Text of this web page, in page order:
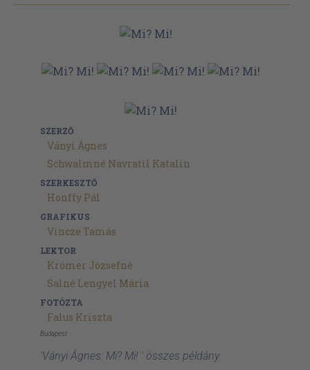
SZERZŐ
Ványi Ágnes
Schwalmné Navratil Katalin
SZERKESZTŐ
Honffy Pál
GRAFIKUS
Vincze Tamás
LEKTOR
Krómer Józsefné
Salné Lengyel Mária
FOTÓZTA
Falus Kriszta
Budapest
'Ványi Ágnes: Mi? Mi! ' összes példány